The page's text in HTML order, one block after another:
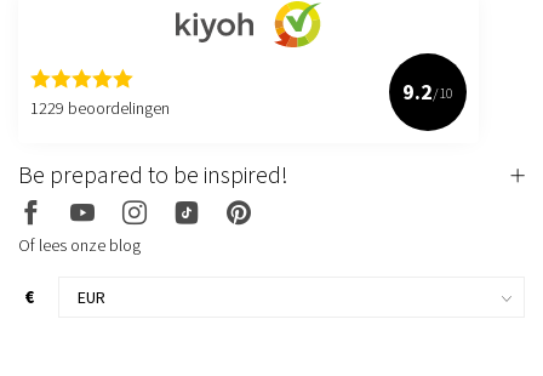
1229 beoordelingen
9.2/10
Be prepared to be inspired!
Of lees onze blog
€